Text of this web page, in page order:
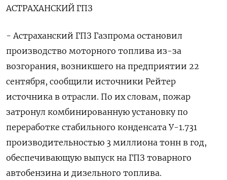
АСТРАХАНСКИЙ ГПЗ
- Астраханский ГПЗ Газпрома остановил
производство моторного топлива из-за
возгорания, возникшего на предприятии 22
сентября, сообщили источники Рейтер
источника в отрасли. По их словам, пожар
затронул комбинированную установку по
переработке стабильного конденсата У-1.731
производительностью 3 миллиона тонн в год,
обеспечивающую выпуск на ГПЗ товарного
автобензина и дизельного топлива.